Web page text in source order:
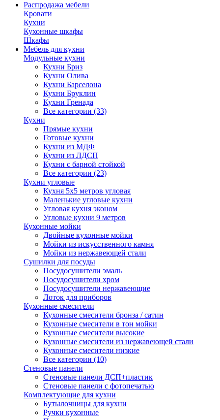
Распродажа мебели
Кровати
Кухни
Кухонные шкафы
Шкафы
Мебель для кухни
Модульные кухни
Кухни Бриз
Кухни Олива
Кухни Барселона
Кухни Бруклин
Кухни Гренада
Все категории (33)
Кухни
Прямые кухни
Готовые кухни
Кухни из МДФ
Кухни из ЛДСП
Кухни с барной стойкой
Все категории (23)
Кухни угловые
Кухня 5х5 метров угловая
Маленькие угловые кухни
Угловая кухня эконом
Угловые кухни 9 метров
Кухонные мойки
Двойные кухонные мойки
Мойки из искусственного камня
Мойки из нержавеющей стали
Сушилки для посуды
Посудосушители эмаль
Посудосушители хром
Посудосушители нержавеющие
Лоток для приборов
Кухонные смесители
Кухонные смесители бронза / сатин
Кухонные смесители в тон мойки
Кухонные смесители высокие
Кухонные смесители из нержавеющей стали
Кухонные смесители низкие
Все категории (10)
Стеновые панели
Стеновые панели ДСП+пластик
Стеновые панели с фотопечатью
Комплектующие для кухни
Бутылочницы для кухни
Ручки кухонные